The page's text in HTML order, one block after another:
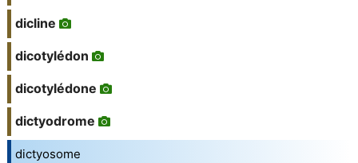
dicline
dicotylédon
dicotylédone
dictyodrome
dictyosome